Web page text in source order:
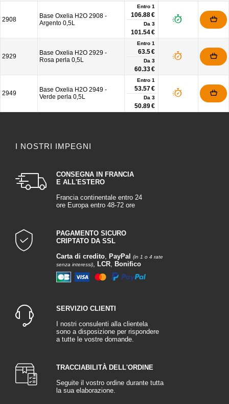
2908
Base Oxelia H2O 2908 -
Argento 0,5L
Entro 1
106.88 €
Da 3
101.54 €
2929
Base Oxelia H2O 2929 -
Rosa perla 0,5L
Entro 1
63.5 €
Da 3
60.33 €
2949
Base Oxelia H2O 2949 -
Verde perla 0,5L
Entro 1
53.57 €
Da 3
50.89 €
I NOSTRI IMPEGNI
CONSEGNA IN FRANCIA
E ALL'ESTERO
Francia continentale entro 24
ore Europa entro 48-72 ore
PAGAMENTO SICURO
CRIPTATO DA SSL
Carta di credito, PayPal
(in 1 o 4 rate
senza interessi), LCR, Bonifico
SERVIZIO CLIENTI
I nostri consulenti alla clientela
sono a disposizione per rispondere
a tutte le vostre domande.
TRACCIABILITÀ DELL'ORDINE
Seguite il vostro ordine durante tutta
la sua elaborazione.